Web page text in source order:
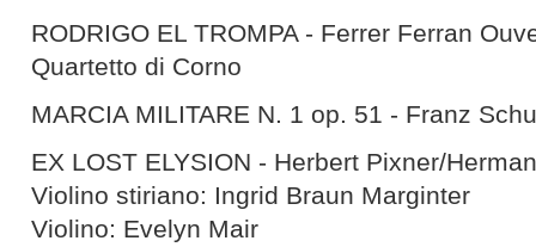
RODRIGO EL TROMPA - Ferrer Ferran
Quartetto di Corno
MARCIA MILITARE N. 1 op. 51 - Franz
EX LOST ELYSION - Herbert Pixner/
Violino stiriano: Ingrid Braun Marginter
Violino: Evelyn Mair